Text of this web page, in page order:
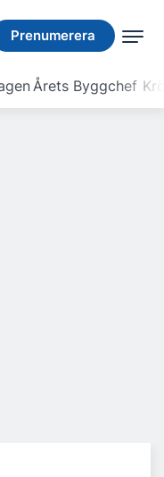
Prenumerera
Årets Byggchef
Prenumerera